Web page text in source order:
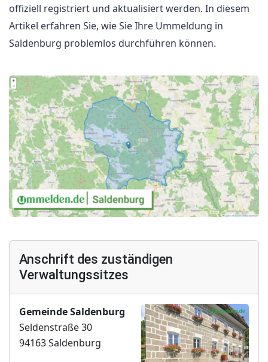
offiziell registriert und aktualisiert werden. In diesem
Artikel erfahren Sie, wie Sie Ihre Ummeldung in
Saldenburg problemlos durchführen können.
Anschrift des zuständigen
Verwaltungssitzes
Gemeinde Saldenburg
Seldenstraße 30
94163 Saldenburg